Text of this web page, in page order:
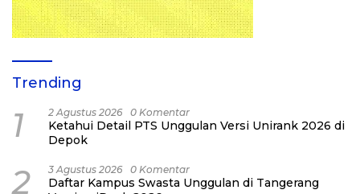
Trending
1 2 Agustus 2026 0 Komentar
Ketahui Detail PTS Unggulan Versi Unirank 2026 di
Depok
2 3 Agustus 2026 0 Komentar
Daftar Kampus Swasta Unggulan di Tangerang